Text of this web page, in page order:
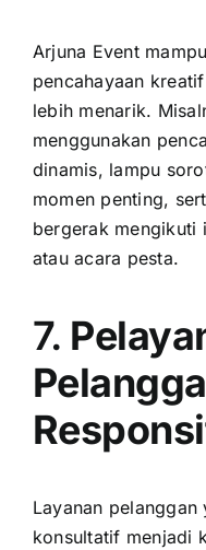
Arjuna Event
pencahayaan
lebih menarik.
menggunakan
dinamis, lampu
momen penting,
bergerak mengikuti
atau acara pesta.
7.
Layanan
konsultatif menjadi